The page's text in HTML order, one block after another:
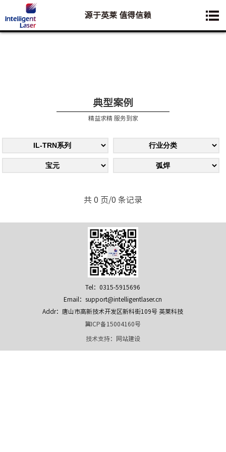
您想要了解的业务是:
源于英莱 值得信赖
典型案例
精益求精 服务到家
共 0 页/0 条记录
Tel：0315-5915696
Email：support@intelligentlaser.cn
Addr：唐山市高新技术开发区新科街109号 英莱科技
冀ICP备15004160号
技术支持： 网站建设